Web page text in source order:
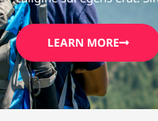
LEARN MORE